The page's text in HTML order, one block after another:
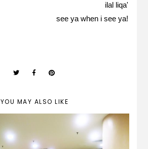
ilal liqa'
see ya when i see ya!
YOU MAY ALSO LIKE